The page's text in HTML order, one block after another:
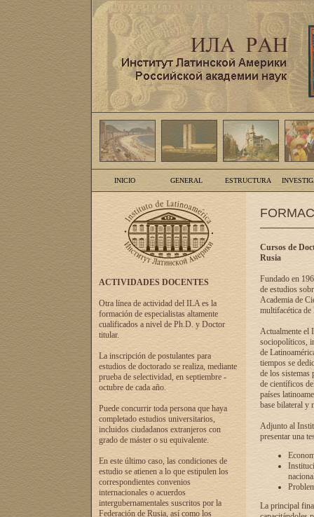
INICIO GENERAL ESTRUCTURA
ACTIVIDADES DOCENTES
Otra línea de actividad del ILA es la
formación de especialistas altamente
cualificados a nivel de Ph.D. y Doctor
titular.
La inscripción de postulantes para
estudios de doctorado se realiza, mediante
prueba de selectividad, en septiembre -
octubre de cada año.
Puede concurrir toda persona que haya
completado estudios universitarios,
incluidos ciudadanos extranjeros con
grado de máster o su equivalente.
En este último caso, las condiciones de
estudio se atienen a lo que estipulen los
correspondientes convenios
internacionales o acuerdos
intergubernamentales suscritos por la
Federación de Rusia, así como los
Cursos de
Rusia
Fundado en
de estudios
Academia de
multifacética de
Actualmente el
sociopolíticos,
de
tiempos se
de los sistemas
de científicos
países
base bilateral y
Adjunto al
presentar una
La principal